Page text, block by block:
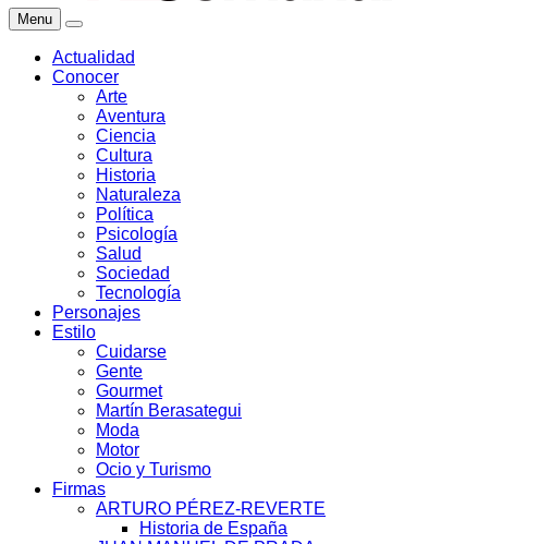
Menu
Actualidad
Conocer
Arte
Aventura
Ciencia
Cultura
Historia
Naturaleza
Política
Psicología
Salud
Sociedad
Tecnología
Personajes
Estilo
Cuidarse
Gente
Gourmet
Martín Berasategui
Moda
Motor
Ocio y Turismo
Firmas
ARTURO PÉREZ-REVERTE
Historia de España